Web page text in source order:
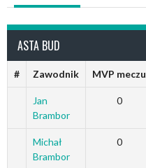
ASTA BUD
# Zawodnik MVP meczu
Jan
Brambor
0
Michał
Brambor
0